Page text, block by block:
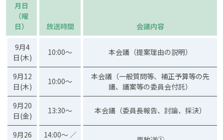
月日
（曜
日）
放送時間 会議内容
9月4
日(木)
10:00～ 本会議（提案理由の説明）
9月12
日(木)
10:00～
本会議（一般質問等、補正予算等の先
議、議案等の委員会付託）
9月20
日(金)
13:30～ 本会議（委員長報告、討論、採決）
9月26
14:00～ ／